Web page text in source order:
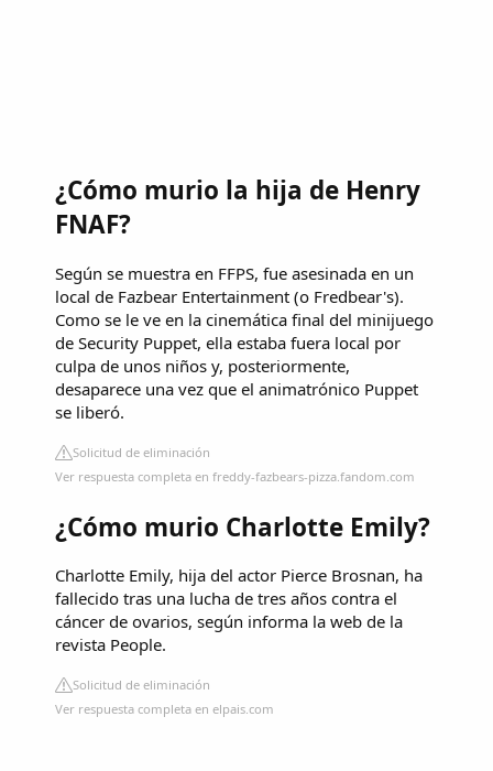
¿Cómo murio la hija de Henry
FNAF?
Según se muestra en FFPS, fue asesinada en un
local de Fazbear Entertainment (o Fredbear's).
Como se le ve en la cinemática final del minijuego
de Security Puppet, ella estaba fuera local por
culpa de unos niños y, posteriormente,
desaparece una vez que el animatrónico Puppet
se liberó.
Solicitud de eliminación
Ver respuesta completa en freddy-fazbears-pizza.fandom.com
¿Cómo murio Charlotte Emily?
Charlotte Emily, hija del actor Pierce Brosnan, ha
fallecido tras una lucha de tres años contra el
cáncer de ovarios, según informa la web de la
revista People.
Solicitud de eliminación
Ver respuesta completa en elpais.com